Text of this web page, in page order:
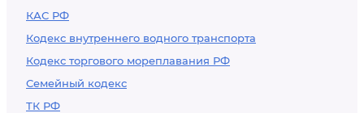
КАС РФ
Кодекс внутреннего водного транспорта
Кодекс торгового мореплавания РФ
Семейный кодекс
ТК РФ